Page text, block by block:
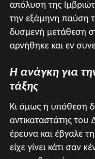
απόλυση της
την εξάμηνη παύση
δυσμενή μετάθεση
αρνήθηκε και εν
Η ανάγκη για
τάξης
Κι όμως η υπόθεση
αντικαταστάτης του
έρευνα και έβγαλε
είχε γίνει κάτι σαν